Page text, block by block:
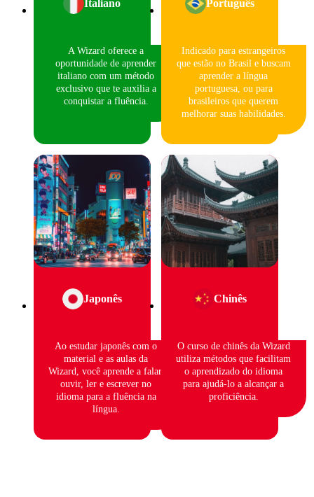
Italiano
A Wizard oferece a
oportunidade de aprender
italiano com um método
exclusivo que te auxilia a
conquistar a fluência.
Português
Indicado para estrangeiros
que estão no Brasil e buscam
aprender a língua
portuguesa, ou para
brasileiros que querem
melhorar suas habilidades.
Japonês
Ao estudar japonês com o
material e as aulas da
Wizard, você aprende a falar,
ouvir, ler e escrever no
idioma para a fluência na
língua.
Chinês
O curso de chinês da Wizard
utiliza métodos que facilitam
o aprendizado do idioma
para ajudá-lo a alcançar a
proficiência.